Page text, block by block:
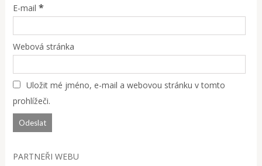
E-mail *
Webová stránka
Uložit mé jméno, e-mail a webovou stránku v tomto
prohlížeči.
PARTNEŘI WEBU